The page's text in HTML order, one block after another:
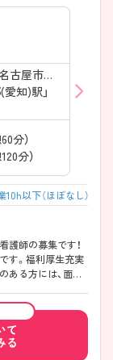
愛知県名古屋市名東区,愛知県名古屋市名東区
知)駅」
分）
分）
10h以下（ほぼなし）
護師の募集です！
す。福利厚生充実
ある方には、面接
て
る